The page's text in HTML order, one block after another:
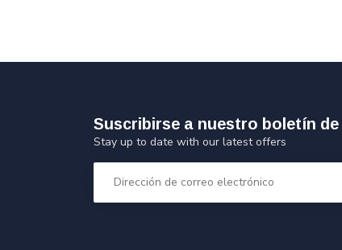
Suscribirse a nuestro boletín
Stay up to date with our latest offers